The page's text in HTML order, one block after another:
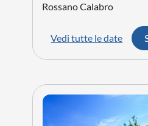
Rossano Calabro
Vedi tutte le date